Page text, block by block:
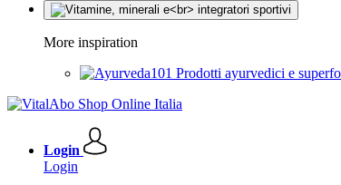
More inspiration
Prodotti ayurvedici e
Login
Login